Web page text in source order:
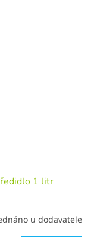
1 litr
u dodavatele